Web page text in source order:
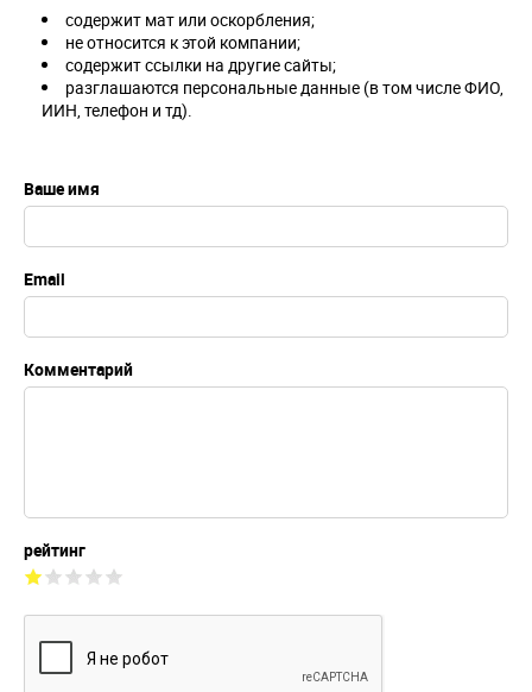
Ваше имя
Email
Комментарий
рейтинг
содержит мат или оскорбления;
не относится к этой компании;
содержит ссылки на другие сайты;
разглашаются персональные данные (в том числе ФИО,
ИИН, телефон и тд).